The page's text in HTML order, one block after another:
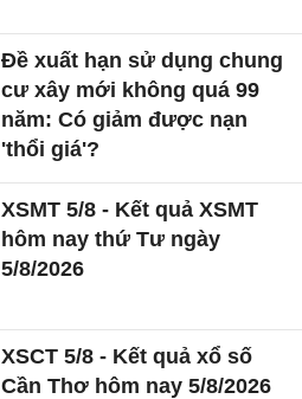
Đề xuất hạn sử dụng chung
cư xây mới không quá 99
năm: Có giảm được nạn
'thổi giá'?
XSMT 5/8 - Kết quả XSMT
hôm nay thứ Tư ngày
5/8/2026
XSCT 5/8 - Kết quả xổ số
Cần Thơ hôm nay 5/8/2026